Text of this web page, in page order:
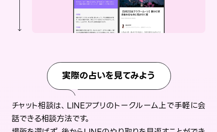
実際の占いを見てみよう
チャット相談は、LINEアプリのトークルーム上で手軽に会
話できる相談方法です。